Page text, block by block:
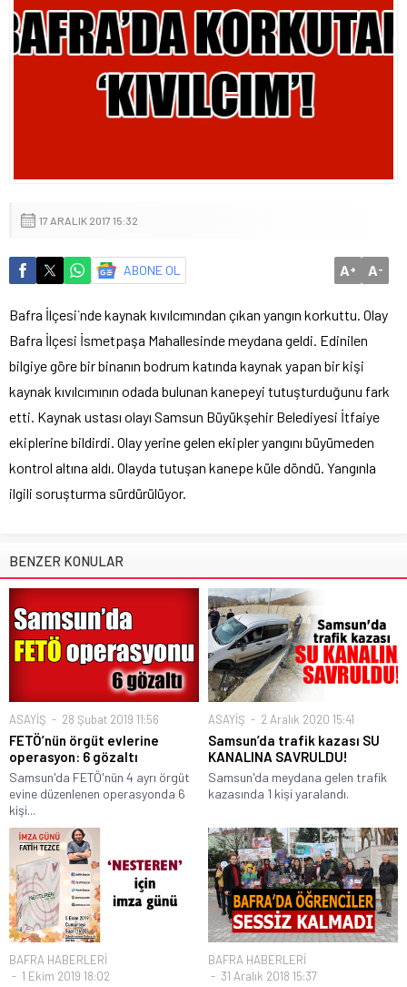
17 ARALIK 2017 15:32
ABONE OL A+ A-
Bafra İlçesi`nde kaynak kıvılcımından çıkan yangın korkuttu. Olay
Bafra İlçesi İsmetpaşa Mahallesinde meydana geldi. Edinilen
bilgiye göre bir binanın bodrum katında kaynak yapan bir kişi
kaynak kıvılcımının odada bulunan kanepeyi tutuşturduğunu fark
etti. Kaynak ustası olayı Samsun Büyükşehir Belediyesi İtfaiye
ekiplerine bildirdi. Olay yerine gelen ekipler yangını büyümeden
kontrol altına aldı. Olayda tutuşan kanepe küle döndü. Yangınla
ilgili soruşturma sürdürülüyor.
BENZER KONULAR
ASAYİŞ 28 Şubat 2019 11:56
FETÖ’nün örgüt evlerine
operasyon: 6 gözaltı
Samsun'da FETÖ'nün 4 ayrı örgüt
evine düzenlenen operasyonda 6
kişi...
ASAYİŞ 2 Aralık 2020 15:41
Samsun’da trafik kazası SU
KANALINA SAVRULDU!
Samsun'da meydana gelen trafik
kazasında 1 kişi yaralandı.
BAFRA HABERLERİ
1 Ekim 2019 18:02
BAFRA HABERLERİ
31 Aralık 2018 15:37